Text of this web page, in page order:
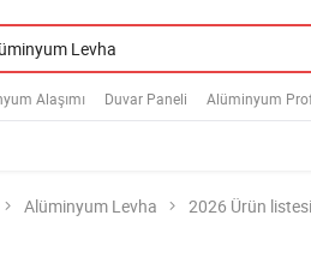
Alaşımı Duvar Paneli Alüminyum
Alüminyum Levha 2026 Ürün listesi